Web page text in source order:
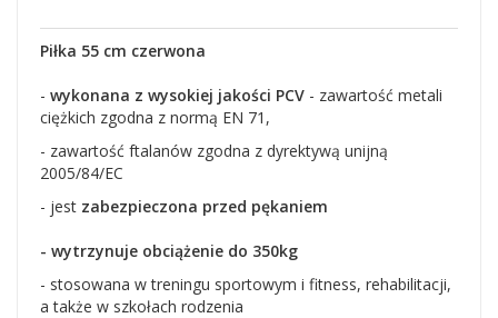
Piłka 55 cm czerwona
- wykonana z wysokiej jakości PCV - zawartość metali
ciężkich zgodna z normą EN 71,
- zawartość ftalanów zgodna z dyrektywą unijną
2005/84/EC
- jest zabezpieczona przed pękaniem
- wytrzynuje obciążenie do 350kg
- stosowana w treningu sportowym i fitness, rehabilitacji,
a także w szkołach rodzenia